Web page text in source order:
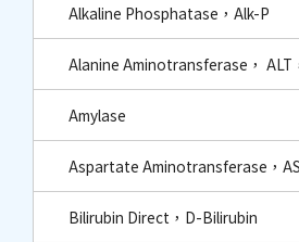
Alkaline Phosphatase，Alk-P
Alanine Aminotransferase， ALT
Amylase
Aspartate Aminotransferase，
Bilirubin Direct，D-Bilirubin